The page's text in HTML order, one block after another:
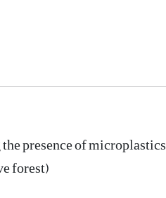
presence of
forest)